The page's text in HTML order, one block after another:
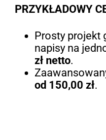
PRZYKŁADOWY
Prosty projekt
napisy na
zł netto.
od 150,00 zł.